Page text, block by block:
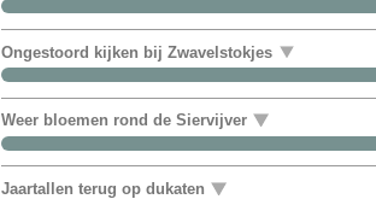
Ongestoord kijken bij Zwavelstokjes
Weer bloemen rond de Siervijver
Jaartallen terug op dukaten